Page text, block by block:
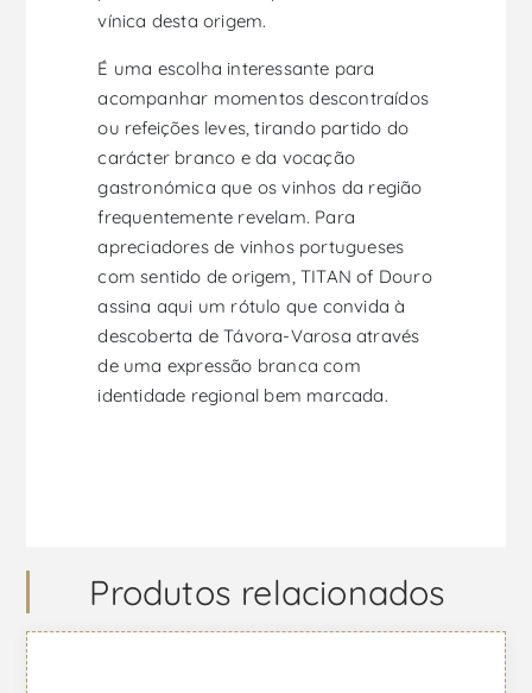
vínica desta origem.
É uma escolha interessante para
acompanhar momentos descontraídos
ou refeições leves, tirando partido do
carácter branco e da vocação
gastronómica que os vinhos da região
frequentemente revelam. Para
apreciadores de vinhos portugueses
com sentido de origem, TITAN of Douro
assina aqui um rótulo que convida à
descoberta de Távora-Varosa através
de uma expressão branca com
identidade regional bem marcada.
Produtos relacionados